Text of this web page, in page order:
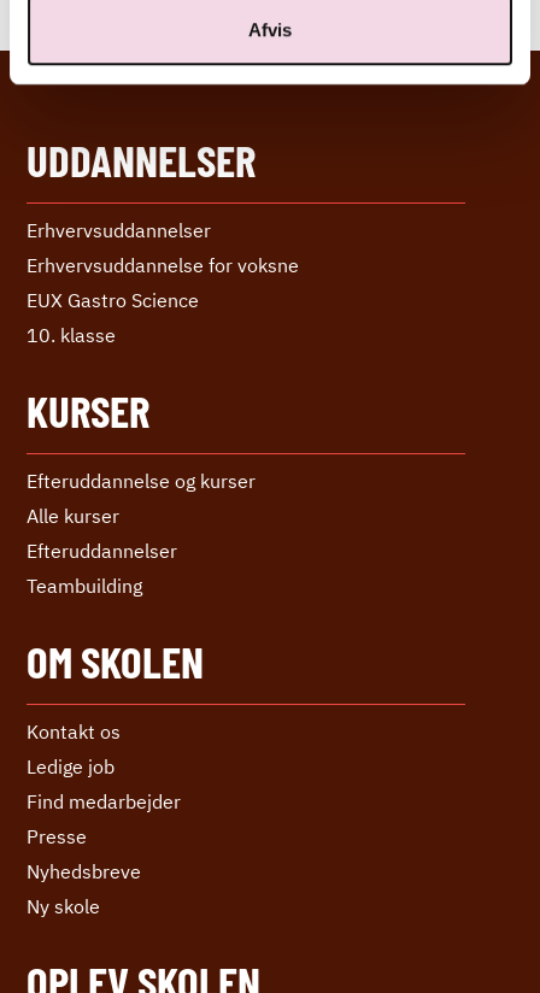
Afvis
alkohol.
UDDANNELSER
Erhvervs­uddannelser
Erhvervs­uddannelse ­for voksne
EUX Gastro Science
10. klasse
KURSER
Efteruddannelse og kurser
Alle kurser
Efter­uddannelser
Teambuilding
OM SKOLEN
Kontakt os
Ledige job
Find medarbejder
Presse
Nyhedsbreve
Ny skole
OPLEV SKOLEN